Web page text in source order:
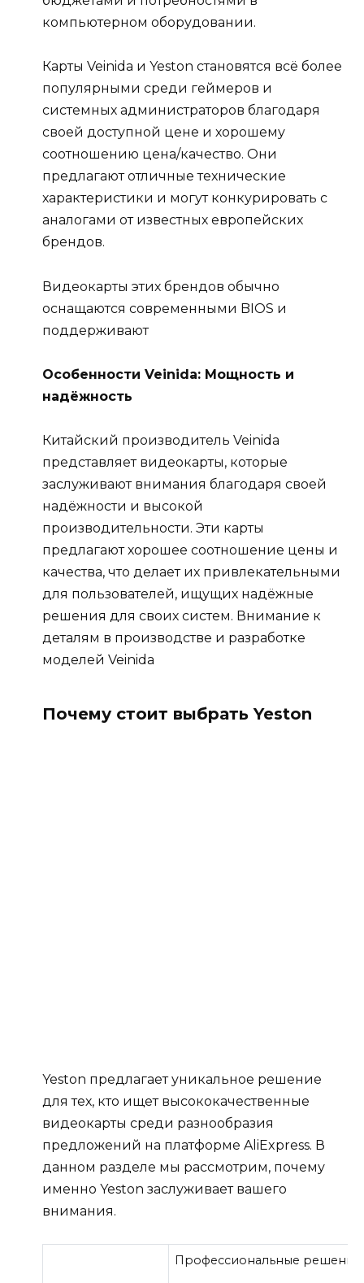
компьютерном оборудовании.
Карты Veinida и Yeston становятся всё более
популярными среди геймеров и
системных администраторов благодаря
своей доступной цене и хорошему
соотношению цена/качество. Они
предлагают отличные технические
характеристики и могут конкурировать с
аналогами от известных европейских
брендов.
Видеокарты этих брендов обычно
оснащаются современными BIOS и
поддерживают
Особенности Veinida: Мощность и
надёжность
Китайский производитель Veinida
представляет видеокарты, которые
заслуживают внимания благодаря своей
надёжности и высокой
производительности. Эти карты
предлагают хорошее соотношение цены и
качества, что делает их привлекательными
для пользователей, ищущих надёжные
решения для своих систем. Внимание к
деталям в производстве и разработке
моделей Veinida
Почему стоит выбрать Yeston
Yeston предлагает уникальное решение
для тех, кто ищет высококачественные
видеокарты среди разнообразия
предложений на платформе AliExpress. В
данном разделе мы рассмотрим, почему
именно Yeston заслуживает вашего
внимания.
Профессиональные решения